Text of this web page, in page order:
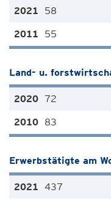
58
55
Land- u.
72
83
Erwerbstätigte am
437